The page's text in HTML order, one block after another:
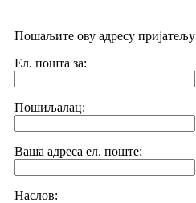
Пошаљите ову адресу пријатељу
Ел. пошта за:
Пошиљалац:
Ваша адреса ел. поште:
Наслов: